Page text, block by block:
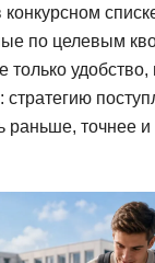
по целевым
только удобство,
раньше, точнее